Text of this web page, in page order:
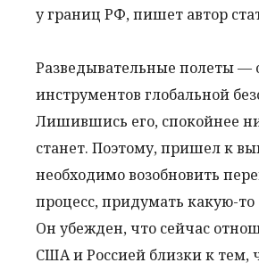
у границ РФ, пишет автор
Разведывательные полеты —
инструментов глобальной
Лишившись его, спокойнее
станет. Поэтому, пришел к
необходимо возобновить
процесс, придумать какую-то
Он убежден, что сейчас
США и Россией близки к тем,